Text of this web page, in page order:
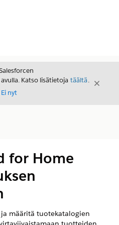
Katso lisätietoja täältä.
Ei nyt
Sulje
for Home
määritä tuotekatalogien